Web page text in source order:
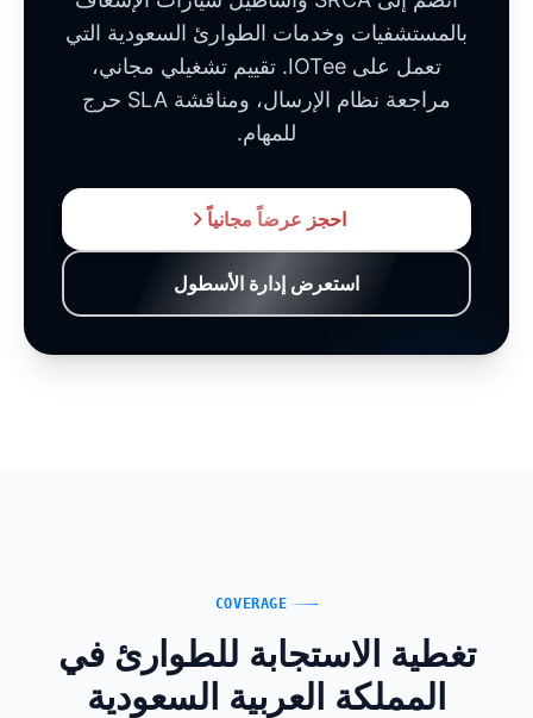
بالمستشفيات وخدمات الطوارئ السعودية التي
تعمل على IOTee. تقييم تشغيلي مجاني،
مراجعة نظام الإرسال، ومناقشة SLA حرج
للمهام.
احجز عرضاً مجانياً
استعرض إدارة الأسطول
COVERAGE
تغطية الاستجابة للطوارئ في
المملكة العربية السعودية